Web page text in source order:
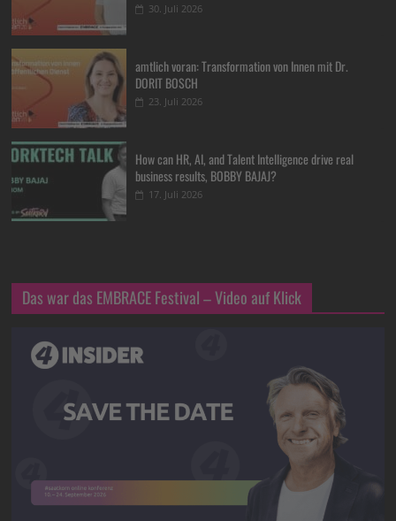
30. Juli 2026
amtlich voran: Transformation von Innen mit Dr.
DORIT BOSCH
23. Juli 2026
How can HR, AI, and Talent Intelligence drive real
business results, BOBBY BAJAJ?
17. Juli 2026
Das war das EMBRACE Festival – Video auf Klick